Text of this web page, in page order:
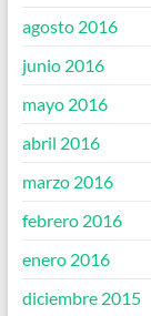
agosto 2016
junio 2016
mayo 2016
abril 2016
marzo 2016
febrero 2016
enero 2016
diciembre 2015